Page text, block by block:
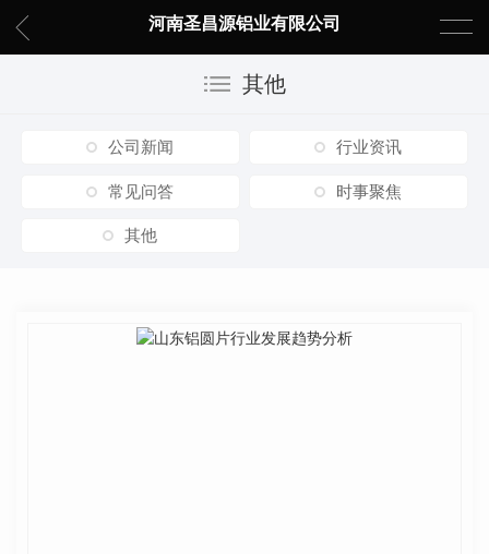
河南圣昌源铝业有限公司
其他
公司新闻 行业资讯
常见问答 时事聚焦
其他